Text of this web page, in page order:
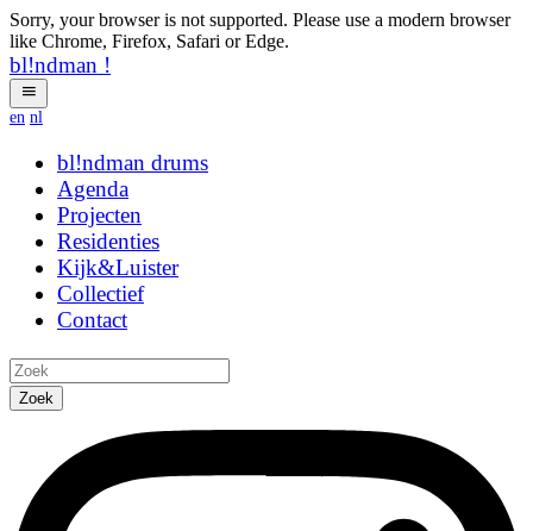
Sorry, your browser is not supported. Please use a modern browser
like Chrome, Firefox, Safari or Edge.
bl!ndman !
en nl
bl!ndman ifkev
Agenda
Projecten
Residenties
Kijk&Luister
Collectief
Contact
Zoek